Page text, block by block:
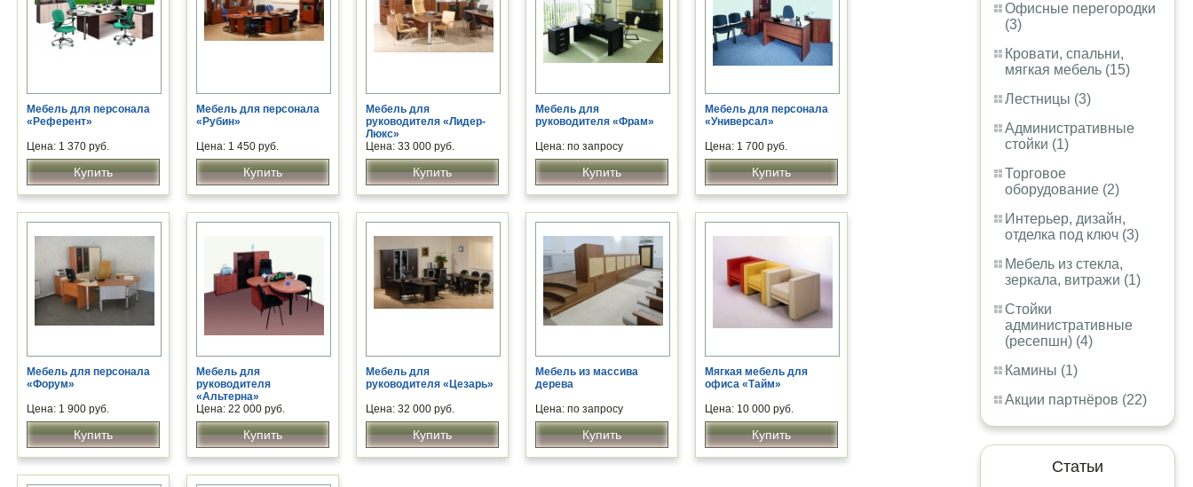
Офисные перегородки
(3)
Кровати, спальни,
мягкая мебель (15)
Лестницы (3)
Административные
стойки (1)
Торговое
оборудование (2)
Интерьер, дизайн,
отделка под ключ (3)
Мебель из стекла,
зеркала, витражи (1)
Стойки
административные
(ресепшн) (4)
Камины (1)
Акции партнёров (22)
Статьи
Мебель для персонала
«Референт»
Цена: 1 370 руб.
Купить
Мебель для персонала
«Рубин»
Цена: 1 450 руб.
Купить
Мебель для
руководителя «Лидер-
Люкс»
Цена: 33 000 руб.
Купить
Мебель для
руководителя «Фрам»
Цена: по запросу
Купить
Мебель для персонала
«Универсал»
Цена: 1 700 руб.
Купить
Мебель для персонала
«Форум»
Цена: 1 900 руб.
Купить
Мебель для
руководителя
«Альтерна»
Цена: 22 000 руб.
Купить
Мебель для
руководителя «Цезарь»
Цена: 32 000 руб.
Купить
Мебель из массива
дерева
Цена: по запросу
Купить
Мягкая мебель для
офиса «Тайм»
Цена: 10 000 руб.
Купить